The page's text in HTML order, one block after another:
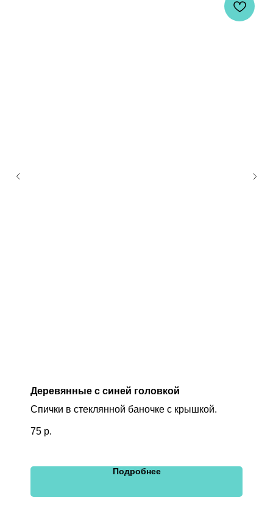
Деревянные с синей головкой
Спички в стеклянной баночке с крышкой.
75 р.
Подробнее